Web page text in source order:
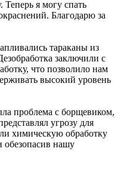
я могу спать
Благодарю за
тараканы из
заключили с
что позволило нам
высокий уровень
проблема с борщевиком,
угрозу для
химическую обработку
обезопасив нашу